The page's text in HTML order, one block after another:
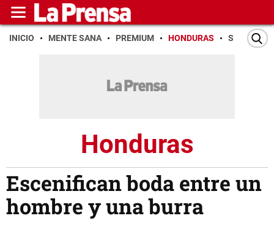
INICIO MENTE SANA PREMIUM HONDURAS SAN PEDRO
Honduras
Escenifican boda entre un
hombre y una burra